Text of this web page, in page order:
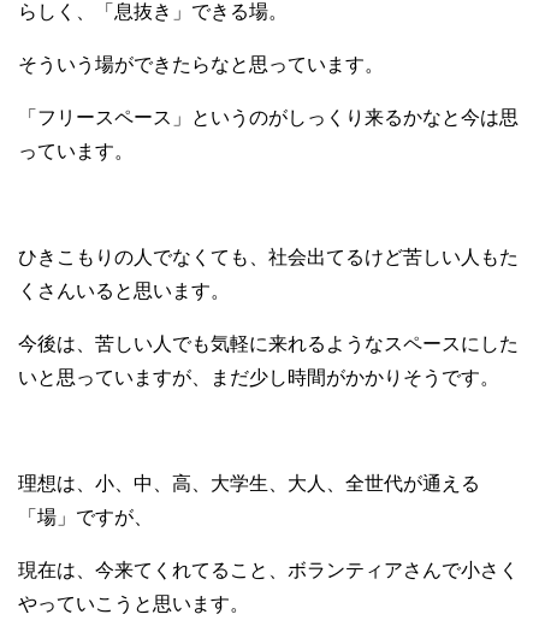
らしく、「息抜き」できる場。
そういう場ができたらなと思っています。
「フリースペース」というのがしっくり来るかなと今は思
っています。
ひきこもりの人でなくても、社会出てるけど苦しい人もた
くさんいると思います。
今後は、苦しい人でも気軽に来れるようなスペースにした
いと思っていますが、まだ少し時間がかかりそうです。
理想は、小、中、高、大学生、大人、全世代が通える
「場」ですが、
現在は、今来てくれてること、ボランティアさんで小さく
やっていこうと思います。